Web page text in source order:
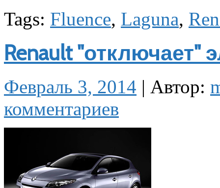
Tags: Fluence, Laguna,
Renault "отключает"
Февраль 3, 2014 | Автор:
комментариев